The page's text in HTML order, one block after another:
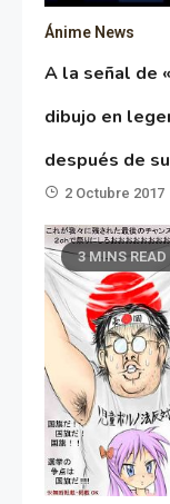
Ánime News
A la señal de
dibujo en
después de
2 Octubre 2017
3 MINS READ